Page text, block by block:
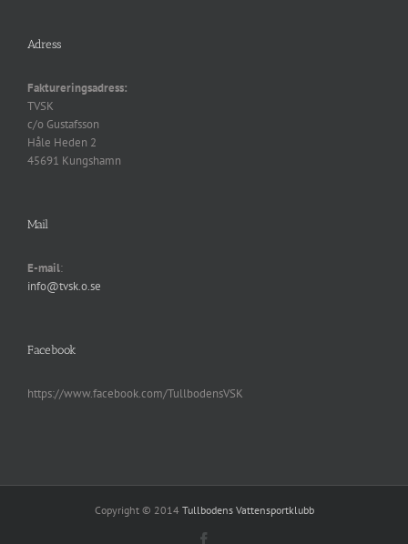
Adress
Faktureringsadress:
TVSK
c/o Gustafsson
Håle Heden 2
45691 Kungshamn
Mail
E-mail:
info@tvsk.o.se
Facebook
https://www.facebook.com/TullbodensVSK
Copyright © 2014 Tullbodens Vattensportklubb